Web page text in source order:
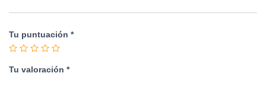
Tu puntuación *
Tu valoración *